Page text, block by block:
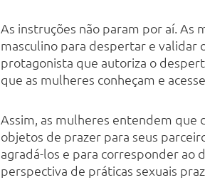
As instruções não param por aí. As
masculino para despertar e validar
protagonista que autoriza o
que as mulheres conheçam e
Assim, as mulheres entendem que
objetos de prazer para seus
agradá-los e para corresponder ao
perspectiva de práticas sexuais